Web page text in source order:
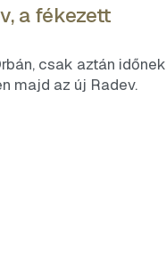
a fékezett
csak aztán időnek
majd az új Radev.